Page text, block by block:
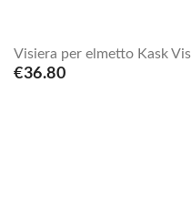
Visiera per elmetto Kask
€36.80